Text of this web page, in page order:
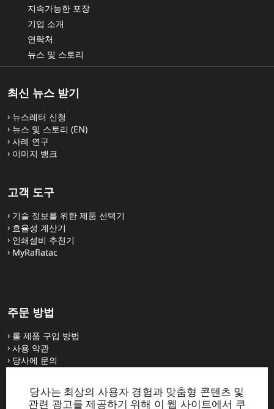
당사는 최상의 사용자 경험과 맞춤형 콘텐츠 및
관련 광고를 제공하기 위해 이 웹 사이트에서 쿠
지속가능한 포장
기업 소개
연락처
뉴스 및 스토리
최신 뉴스 받기
뉴스레터 신청
뉴스 및 스토리 (EN)
사례 연구
이미지 뱅크
고객 도구
기술 정보를 위한 제품 선택기
효율성 계산기
인쇄설비 추천기
MyRaflatac
주문 방법
롤 제품 구입 방법
사용 약관
당사에 문의
웹사이트